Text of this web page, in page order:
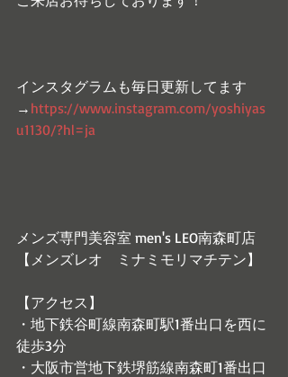
インスタグラムも毎日更新してます
→ https://www.instagram.com/yoshiyas
u1130/?hl=ja
メンズ専門美容室 men's LEO南森町店
【メンズレオ　ミナミモリマチテン】
【アクセス】
・地下鉄谷町線南森町駅1番出口を西に
徒歩3分
・大阪市営地下鉄堺筋線南森町1番出口